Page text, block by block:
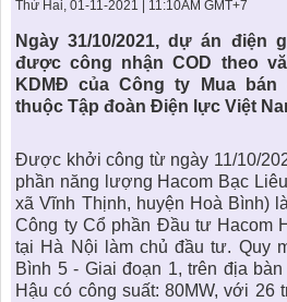
THÀNH ĐÔNG VỚI XÃ HÔI
BẮC
THƯ VIỆN PHÁP LUẬT
LIÊN HỆ & GIẢI ĐÁP
KIẾN TRÚC & PHONG THUỶ
TIN TỨC CÔNG TY
TIN TỨC TỔNG HỢP
Thứ Hai, 01-11-2021 | 11:10AM GMT+7
Ngày 31/10/2021,dự án điện
được công nhận COD theo
KDMĐ của Công ty Mua bán
thuộc Tập đoàn Điện lực Việt
Được khởi công từ ngày 11/10/
phần năng lượng Hacom Bạc
xã Vĩnh Thịnh, huyện Hoà Bình)
Công ty Cổ phần Đầu tư Hacom
tại Hà Nội làm chủ đầu tư. Quy
Bình 5 - Giai đoạn 1, trên địa
Hậu có công suất: 80MW, với 26